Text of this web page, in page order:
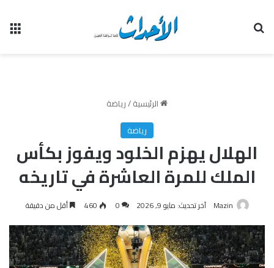
الرئيسية/رياضة
رياضة
الهلال يهزم الخلود ويفوز بكأس
الملك للمرة العاشرة في تاريخه
Mazin آخر تحديث: مايو 9, 2026 0
460 أقل من دقيقة